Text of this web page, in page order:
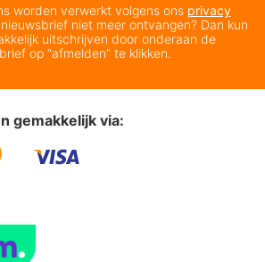
worden verwerkt volgens ons privacy
niet meer ontvangen? Dan kun
uitschrijven door onderaan de
op “afmelden” te klikken.
gemakkelijk via: